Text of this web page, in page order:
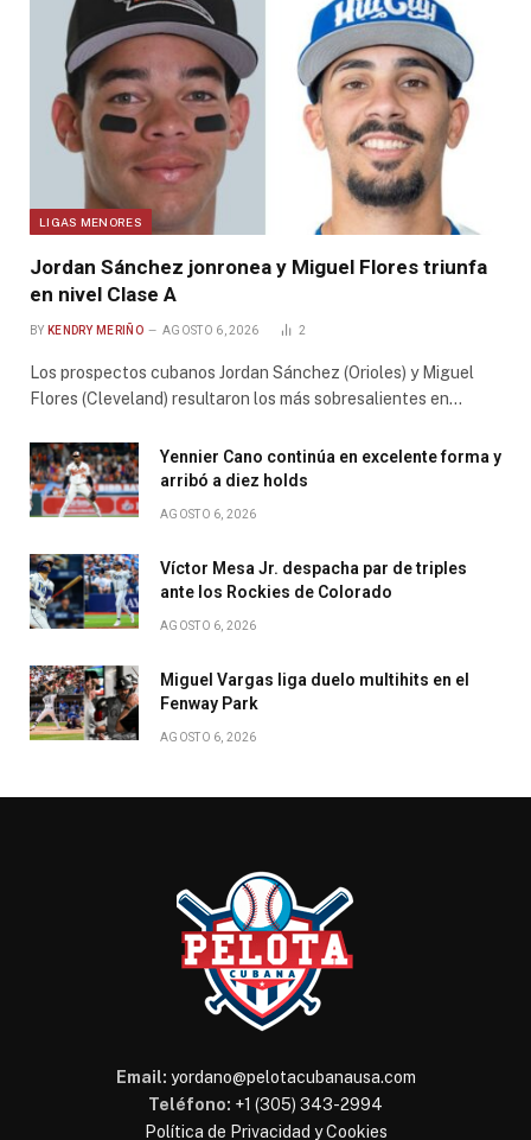
LIGAS MENORES
Jordan Sánchez jonronea y Miguel Flores triunfa
en nivel Clase A
BY KENDRY MERIÑO AGOSTO 6, 2026 2
Los prospectos cubanos Jordan Sánchez (Orioles) y Miguel
Flores (Cleveland) resultaron los más sobresalientes en…
Yennier Cano continúa en excelente forma y
arribó a diez holds
AGOSTO 6, 2026
Víctor Mesa Jr. despacha par de triples
ante los Rockies de Colorado
AGOSTO 6, 2026
Miguel Vargas liga duelo multihits en el
Fenway Park
AGOSTO 6, 2026
Email: yordano@pelotacubanausa.com
Teléfono: +1 (305) 343-2994
Política de Privacidad y Cookies